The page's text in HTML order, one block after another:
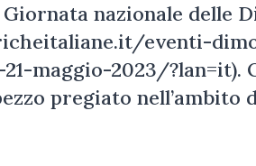
nazionale delle
eventi-
maggio-2023/?lan=it).
pregiato nell’ambito